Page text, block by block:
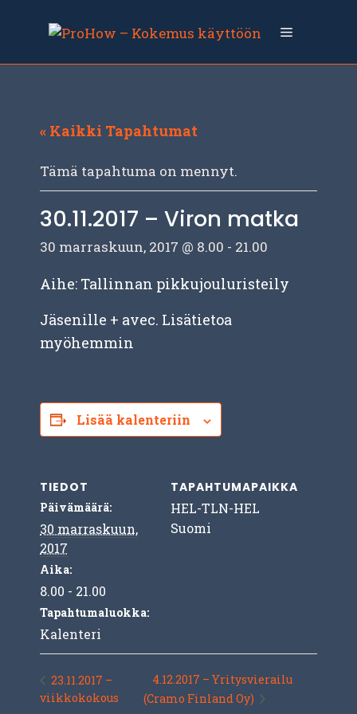
sisältöön
Valikko
« Kaikki Tapahtumat
Tämä tapahtuma on mennyt.
30.11.2017 – Viron matka
30 marraskuun, 2017 @ 8.00 - 21.00
Aihe: Tallinnan pikkujouluristeily
Jäsenille + avec. Lisätietoa
myöhemmin
Lisää kalenteriin
TIEDOT
Päivämäärä:
30 marraskuun,
2017
Aika:
8.00 - 21.00
Tapahtumaluokka:
Kalenteri
TAPAHTUMAPAIKKA
HEL-TLN-HEL
Suomi
23.11.2017 –
viikkokokous
4.12.2017 – Yritysvierailu
(Cramo Finland Oy)